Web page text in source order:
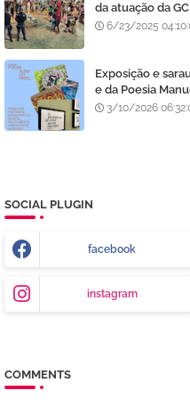
da atuação da
6/23/2025
Exposição e
e da Poesia
3/10/2026
SOCIAL PLUGIN
facebook
instagram
COMMENTS